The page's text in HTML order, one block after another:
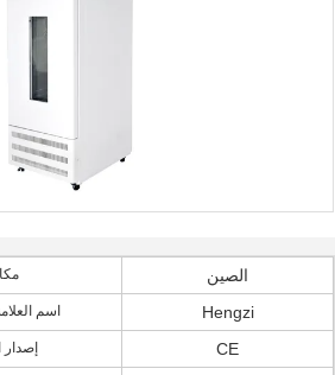
الصين
اسم Hengzi
CE